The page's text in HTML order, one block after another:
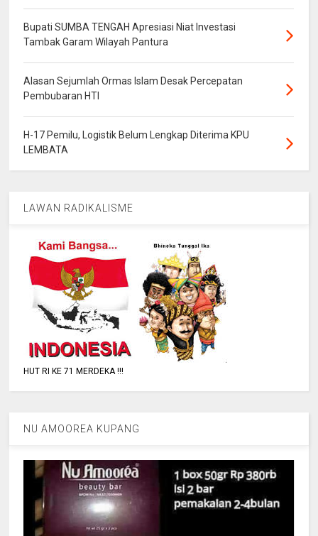
Bupati SUMBA TENGAH Apresiasi Niat Investasi
Tambak Garam Wilayah Pantura
Alasan Sejumlah Ormas Islam Desak Percepatan
Pembubaran HTI
H-17 Pemilu, Logistik Belum Lengkap Diterima KPU
LEMBATA
LAWAN RADIKALISME
HUT RI KE 71 MERDEKA !!!
NU AMOOREA KUPANG